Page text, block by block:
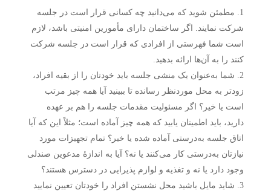
مطمئن شوید که می‌دانید چه کسانی قرار است در جلسه
شرکت نمایند. اگر ساختمان دارای مأمورین امنیتی باشد، لازم
است شما فهرستی از افرادی که قرار است در جلسه شرکت
کنند را به آن‌ها ارائه بدهید.
شما به‌عنوان یک منشی جلسه باید خودتان را از بقیه افراد،
زودتر به محل موردنظر رسانده تا ببینید آیا همه چیز مرتب
است یا خیر؟ اگر مسئولیت مقدمات جلسه را هم بر عهده
دارید، باید اطمینان یابید که همه چیز آماده است؛ مثلاً این که آیا
اتاق جلسه به‌درستی آماده شده یا خیر؟ تمام تجهیزات مورد
نیازتان به‌درستی کار می‌کنند یا نه؟ آیا به اندازهٔ مدعوین صندلی
وجود دارد یا نه و تغذیه و لوازم پذیرایی در دسترس هستند؟
شاید مایل باشید محل نشستن افراد را خودتان تعیین نمایید